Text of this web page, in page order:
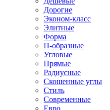
Дорогие
Эконом-класс
Элитные
Форма
П-образные
Угловые
Прямые
Радиусные
Скошенные углы
Стиль
Современные
Евро